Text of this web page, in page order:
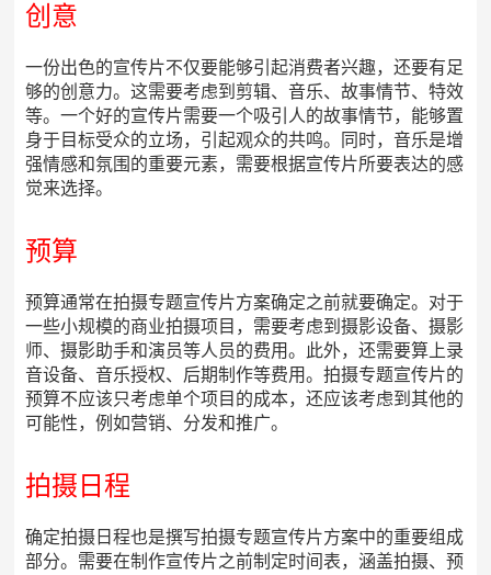
创意
一份出色的宣传片不仅要能够引起消费者兴趣，还要有足
够的创意力。这需要考虑到剪辑、音乐、故事情节、特效
等。一个好的宣传片需要一个吸引人的故事情节，能够置
身于目标受众的立场，引起观众的共鸣。同时，音乐是增
强情感和氛围的重要元素，需要根据宣传片所要表达的感
觉来选择。
预算
预算通常在拍摄专题宣传片方案确定之前就要确定。对于
一些小规模的商业拍摄项目，需要考虑到摄影设备、摄影
师、摄影助手和演员等人员的费用。此外，还需要算上录
音设备、音乐授权、后期制作等费用。拍摄专题宣传片的
预算不应该只考虑单个项目的成本，还应该考虑到其他的
可能性，例如营销、分发和推广。
拍摄日程
确定拍摄日程也是撰写拍摄专题宣传片方案中的重要组成
部分。需要在制作宣传片之前制定时间表，涵盖拍摄、预